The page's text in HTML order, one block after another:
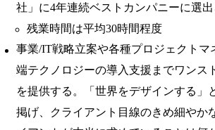
社」に4年連続ベストカンパニーに選出
残業時間は平均30時間程度
事業/IT戦略立案や各種プロジェクトマ
端テクノロジーの導入支援までワンス
を提供する。「世界をデザインする」
掲げ、クライアント目線のきめ細やか